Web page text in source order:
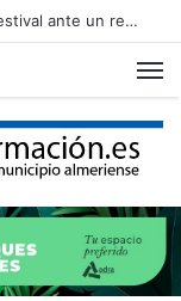
Pendulum conquista el Juergas Rock Festival ante un recinto abarrotado